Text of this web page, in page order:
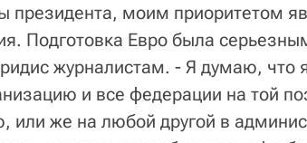
президента, моим приоритетом
Подготовка Евро была
журналистам. - Я думаю, что
и все федерации на той
или же на любой другой в